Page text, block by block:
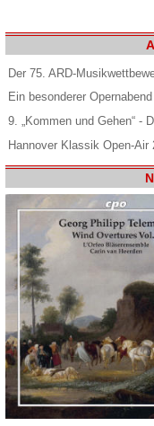
Der 75. ARD-
Ein besonderer
9. „Kommen und Gehen“ -
Hannover Klassik Open-Air